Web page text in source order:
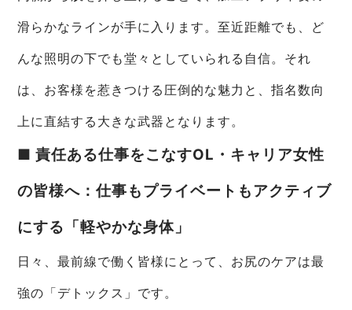
滑らかなラインが手に入ります。至近距離でも、ど
んな照明の下でも堂々としていられる自信。それ
は、お客様を惹きつける圧倒的な魅力と、指名数向
上に直結する大きな武器となります。
■ 責任ある仕事をこなすOL・キャリア女性
の皆様へ：仕事もプライベートもアクティブ
にする「軽やかな身体」
日々、最前線で働く皆様にとって、お尻のケアは最
強の「デトックス」です。